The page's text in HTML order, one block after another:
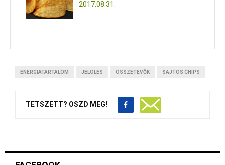
2017.08.31.
ENERGIATARTALOM JELÖLÉS ÖSSZETEVŐK SAJTOS CHIPS
TETSZETT? OSZD MEG!